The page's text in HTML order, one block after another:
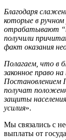
Благодаря
которые в
отрабатывают
получили
факт оказания
Полагаем, что в
законное право
Постановлением
получат
защиты
усилия».
Мы связались с
выплаты от